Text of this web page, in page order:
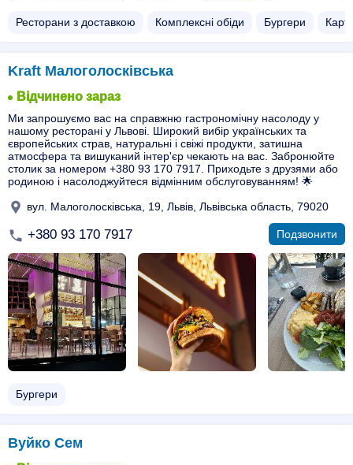
Ресторани з доставкою Комплексні обіди Бургери
Kraft Малоголосківська
Відчинено зараз
Ми запрошуємо вас на справжню гастрономічну насолоду у
нашому ресторані у Львові. Широкий вибір українських та
європейських страв, натуральні і свіжі продукти, затишна
атмосфера та вишуканий інтер'єр чекають на вас. Забронюйте
столик за номером +380 93 170 7917. Приходьте з друзями або
родиною і насолоджуйтеся відмінним обслуговуванням! 🌟
вул. Малоголосківська, 19, Львів, Львівська область, 79020
+380 93 170 7917 Подзвонити
Бургери
Вуйко Сем